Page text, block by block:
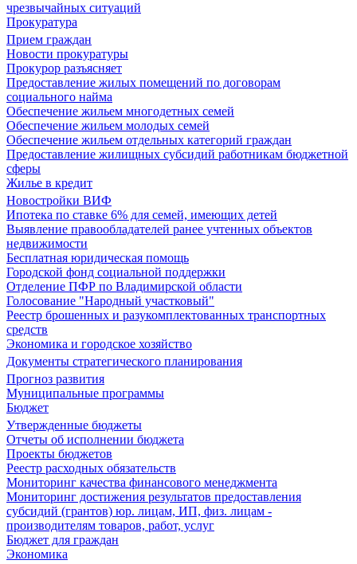
чрезвычайных ситуаций
Прокуратура
Прием граждан
Новости прокуратуры
Прокурор разъясняет
Предоставление жилых помещений по договорам
социального найма
Обеспечение жильем многодетных семей
Обеспечение жильем молодых семей
Обеспечение жильем отдельных категорий граждан
Предоставление жилищных субсидий работникам бюджетной
сферы
Жилье в кредит
Новостройки ВИФ
Ипотека по ставке 6% для семей, имеющих детей
Выявление правообладателей ранее учтенных объектов
недвижимости
Бесплатная юридическая помощь
Городской фонд социальной поддержки
Отделение ПФР по Владимирской области
Голосование "Народный участковый"
Реестр брошенных и разукомплектованных транспортных
средств
Экономика и городское хозяйство
Документы стратегического планирования
Прогноз развития
Муниципальные программы
Бюджет
Утвержденные бюджеты
Отчеты об исполнении бюджета
Проекты бюджетов
Реестр расходных обязательств
Мониторинг качества финансового менеджмента
Мониторинг достижения результатов предоставления
субсидий (грантов) юр. лицам, ИП, физ. лицам -
производителям товаров, работ, услуг
Бюджет для граждан
Экономика